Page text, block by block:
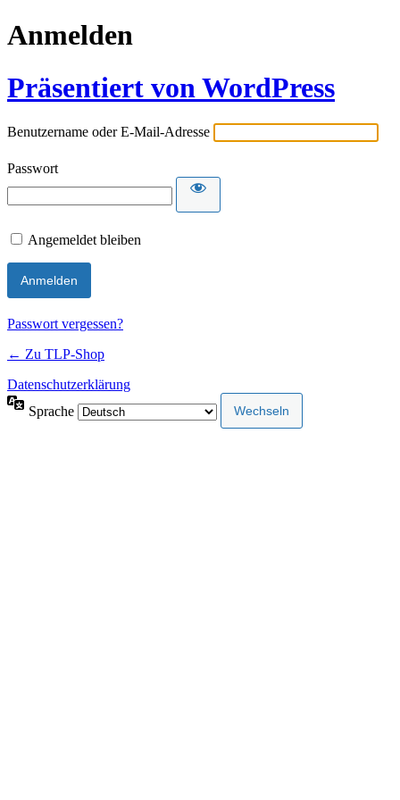
Anmelden
Präsentiert von WordPress
Benutzername oder E-Mail-Adresse
Passwort
Angemeldet bleiben
Passwort vergessen?
← Zu TLP-Shop
Datenschutzerklärung
Sprache